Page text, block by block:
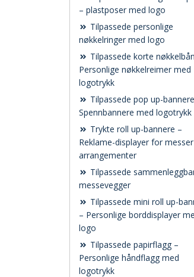
– plastposer med logo
Tilpassede personlige
nøkkelringer med logo
Tilpassede korte
Personlige nøkkelreimer med
logotrykk
Tilpassede pop up-
Spennbannere med logotrykk
Trykte roll up-bannere –
Reklame-displayer for
arrangementer
Tilpassede
messevegger
Tilpassede mini roll up-
– Personlige borddisplayer
logo
Tilpassede papirflagg –
Personlige håndflagg med
logotrykk